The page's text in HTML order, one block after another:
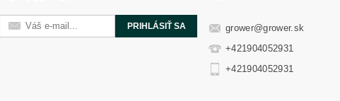
grower@grower.sk
+421904052931
+421904052931